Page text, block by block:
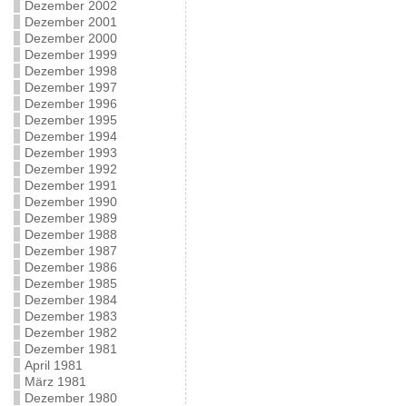
Dezember 2002
Dezember 2001
Dezember 2000
Dezember 1999
Dezember 1998
Dezember 1997
Dezember 1996
Dezember 1995
Dezember 1994
Dezember 1993
Dezember 1992
Dezember 1991
Dezember 1990
Dezember 1989
Dezember 1988
Dezember 1987
Dezember 1986
Dezember 1985
Dezember 1984
Dezember 1983
Dezember 1982
Dezember 1981
April 1981
März 1981
Dezember 1980